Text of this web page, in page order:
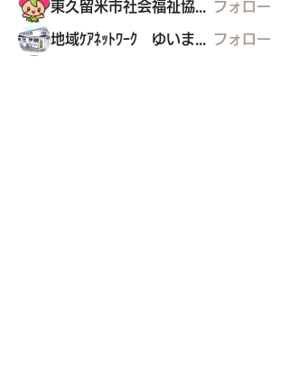
フォロー
フォロー